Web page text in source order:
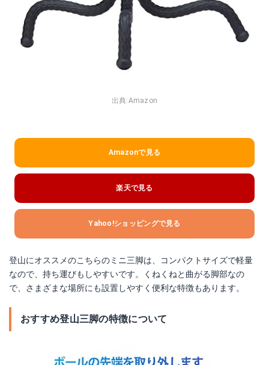
出典:Amazon
Amazonで見る
楽天で見る
Yahoo!ショッピングで見る
登山にオススメのこちらのミニ三脚は、コンパクトサイズで軽量
なので、持ち運びもしやすいです。くねくねと曲がる脚部なの
で、さまざまな場所にも設置しやすく便利な特徴もあります。
おすすめ登山三脚の特徴について